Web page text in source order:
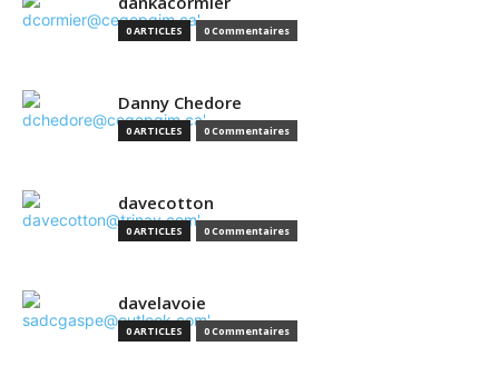
0 ARTICLES 0 Commentaires
Danny Chedore
0 ARTICLES 0 Commentaires
davecotton
0 ARTICLES 0 Commentaires
davelavoie
0 ARTICLES 0 Commentaires